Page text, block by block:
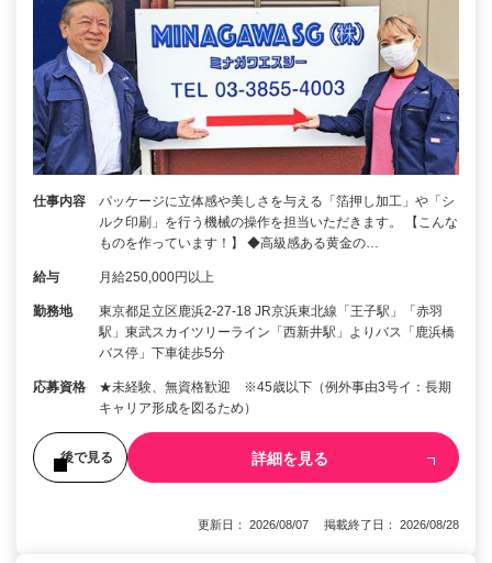
仕事内容
パッケージに立体感や美しさを与える「箔押し加工」や「シ
ルク印刷」を行う機械の操作を担当いただきます。 【こんな
ものを作っています！】 ◆高級感ある黄金の…
給与 月給250,000円以上
勤務地
東京都足立区鹿浜2-27-18 JR京浜東北線「王子駅」「赤羽
駅」東武スカイツリーライン「西新井駅」よりバス「鹿浜橋
バス停」下車徒歩5分
応募資格
★未経験、無資格歓迎 ※45歳以下（例外事由3号イ：長期
キャリア形成を図るため）
後で見る 詳細を見る
更新日： 2026/08/07 掲載終了日： 2026/08/28